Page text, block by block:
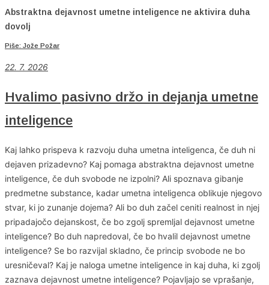
Abstraktna dejavnost umetne inteligence ne aktivira duha
dovolj
Piše: Jože Požar
22. 7. 2026
Hvalimo pasivno držo in dejanja umetne
inteligence
Kaj lahko prispeva k razvoju duha umetna inteligenca, če duh ni
dejaven prizadevno? Kaj pomaga abstraktna dejavnost umetne
inteligence, če duh svobode ne izpolni? Ali spoznava gibanje
predmetne substance, kadar umetna inteligenca oblikuje njegovo
stvar, ki jo zunanje dojema? Ali bo duh začel ceniti realnost in njej
pripadajočo dejanskost, če bo zgolj spremljal dejavnost umetne
inteligence? Bo duh napredoval, če bo hvalil dejavnost umetne
inteligence? Se bo razvijal skladno, če princip svobode ne bo
uresničeval? Kaj je naloga umetne inteligence in kaj duha, ki zgolj
zaznava dejavnost umetne inteligence? Pojavljajo se vprašanje,